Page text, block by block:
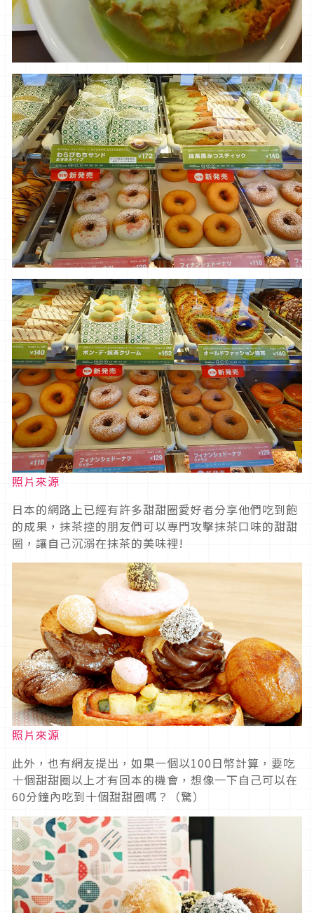
照片來源
日本的網路上已經有許多甜甜圈愛好者分享他們吃到飽
的成果，抹茶控的朋友們可以專門攻擊抹茶口味的甜甜
圈，讓自己沉溺在抹茶的美味裡!
照片來源
此外，也有網友提出，如果一個以100日幣計算，要吃
十個甜甜圈以上才有回本的機會，想像一下自己可以在
60分鐘內吃到十個甜甜圈嗎？（驚）